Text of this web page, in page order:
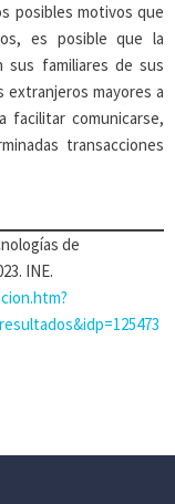
posibles motivos que
es posible que la
sus familiares de sus
extranjeros mayores a
facilitar comunicarse,
transacciones
de
INE.